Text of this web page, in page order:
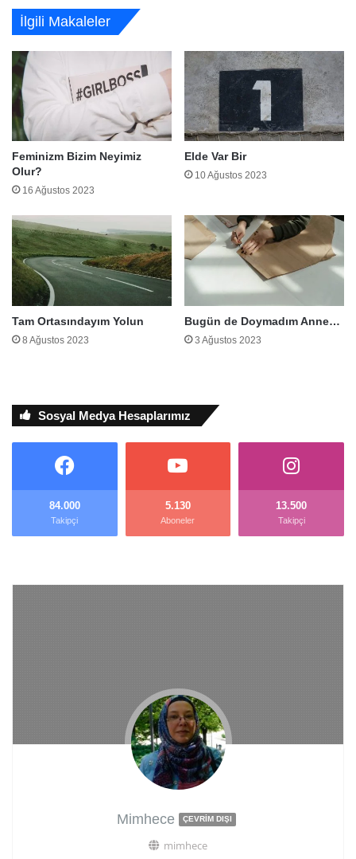
İlgili Makaleler
Feminizm Bizim Neyimiz
Olur?
16 Ağustos 2023
Elde Var Bir
10 Ağustos 2023
Tam Ortasındayım Yolun
8 Ağustos 2023
Bugün de Doymadım Anne…
3 Ağustos 2023
Sosyal Medya Hesaplarımız
84.000
Takipçi
5.130
Aboneler
13.500
Takipçi
Mimhece ÇEVRIM DIŞI
mimhece